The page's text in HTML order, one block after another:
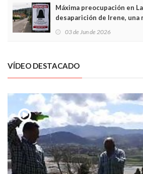
Máxima preocupación en
desaparición de Irene, una
03 de Jun de 2026
VÍDEO DESTACADO